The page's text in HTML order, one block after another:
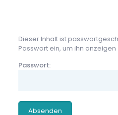
Dieser Inhalt ist
Passwort ein, um ihn anzeigen
Passwort: